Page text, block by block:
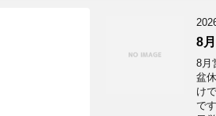
8
8月
盆
け
で